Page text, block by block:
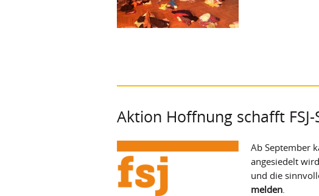
Aktion Hoffnung schafft
Ab September
angesiedelt
und die
melden.